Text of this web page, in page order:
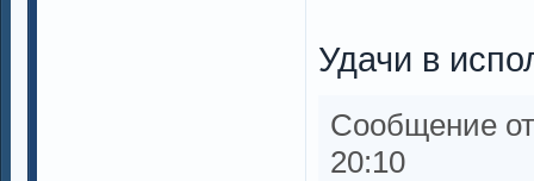
Удачи в
Сообщение
20:10